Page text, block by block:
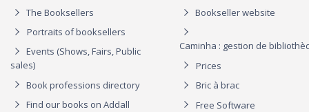
The Booksellers
Portraits of booksellers
Events (Shows, Fairs, Public
sales)
Book professions directory
Find our books on Addall
Bookseller website
Caminha : gestion de
Prices
Bric à brac
Free Software